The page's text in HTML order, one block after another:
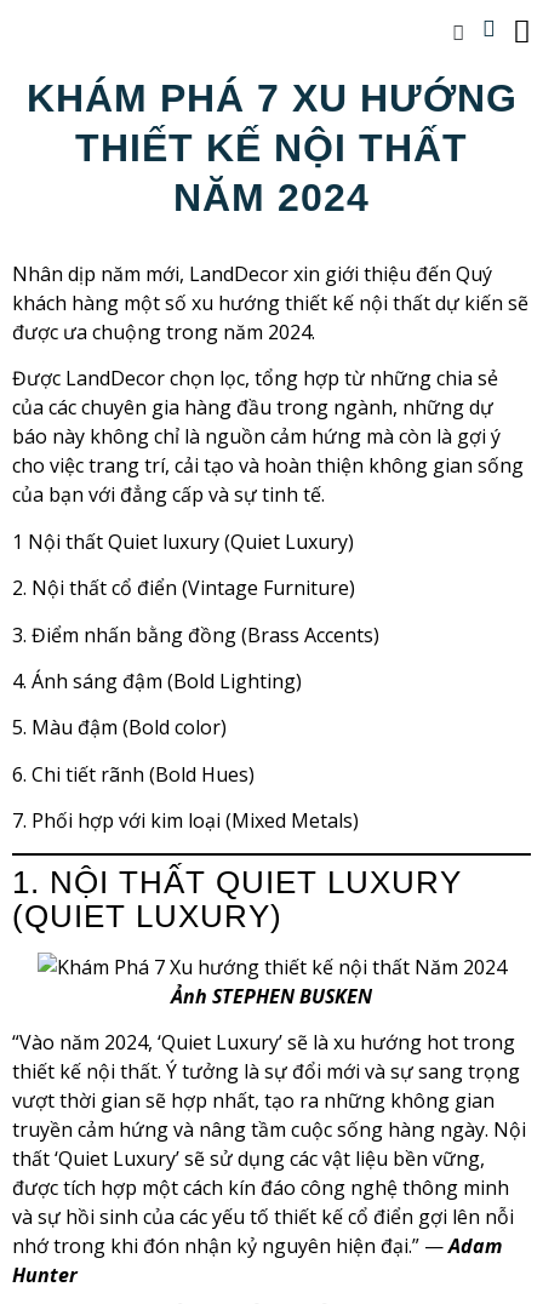
KHÁM PHÁ 7 XU HƯỚNG
THIẾT KẾ NỘI THẤT
NĂM 2024
Nhân dịp năm mới, LandDecor xin giới thiệu đến Quý
khách hàng một số xu hướng thiết kế nội thất dự kiến sẽ
được ưa chuộng trong năm 2024.
Được LandDecor chọn lọc, tổng hợp từ những chia sẻ
của các chuyên gia hàng đầu trong ngành, những dự
báo này không chỉ là nguồn cảm hứng mà còn là gợi ý
cho việc trang trí, cải tạo và hoàn thiện không gian sống
của bạn với đẳng cấp và sự tinh tế.
1 Nội thất Quiet luxury (Quiet Luxury)
2. Nội thất cổ điển (Vintage Furniture)
3. Điểm nhấn bằng đồng (Brass Accents)
4. Ánh sáng đậm (Bold Lighting)
5. Màu đậm (Bold color)
6. Chi tiết rãnh (Bold Hues)
7. Phối hợp với kim loại (Mixed Metals)
1. NỘI THẤT QUIET LUXURY
(QUIET LUXURY)
Ảnh STEPHEN BUSKEN
“Vào năm 2024, ‘Quiet Luxury’ sẽ là xu hướng hot trong
thiết kế nội thất. Ý tưởng là sự đổi mới và sự sang trọng
vượt thời gian sẽ hợp nhất, tạo ra những không gian
truyền cảm hứng và nâng tầm cuộc sống hàng ngày. Nội
thất ‘Quiet Luxury’ sẽ sử dụng các vật liệu bền vững,
được tích hợp một cách kín đáo công nghệ thông minh
và sự hồi sinh của các yếu tố thiết kế cổ điển gợi lên nỗi
nhớ trong khi đón nhận kỷ nguyên hiện đại.” —Adam
Hunter